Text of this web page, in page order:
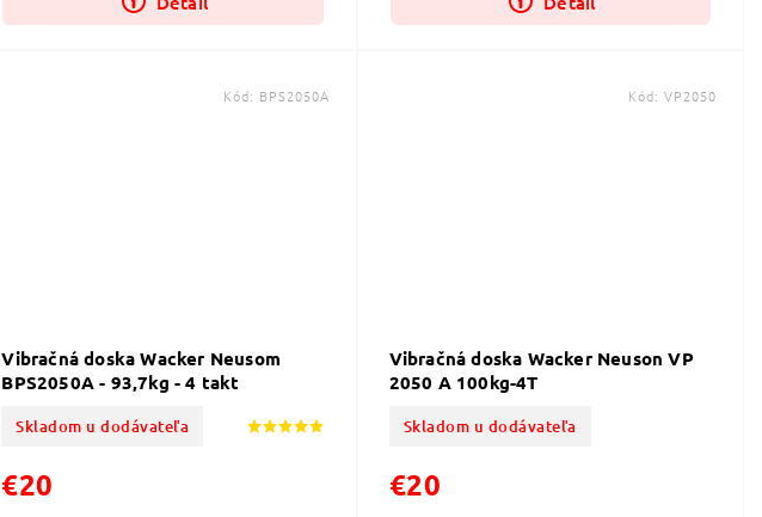
Vibračná doska Wacker Neusom
BPS2050A - 93,7kg - 4 takt
Skladom u dodávateľa
€20
Kód: BPS2050A
Vibračná doska Wacker Neuson VP
2050 A 100kg-4T
Skladom u dodávateľa
€20
Kód: VP2050